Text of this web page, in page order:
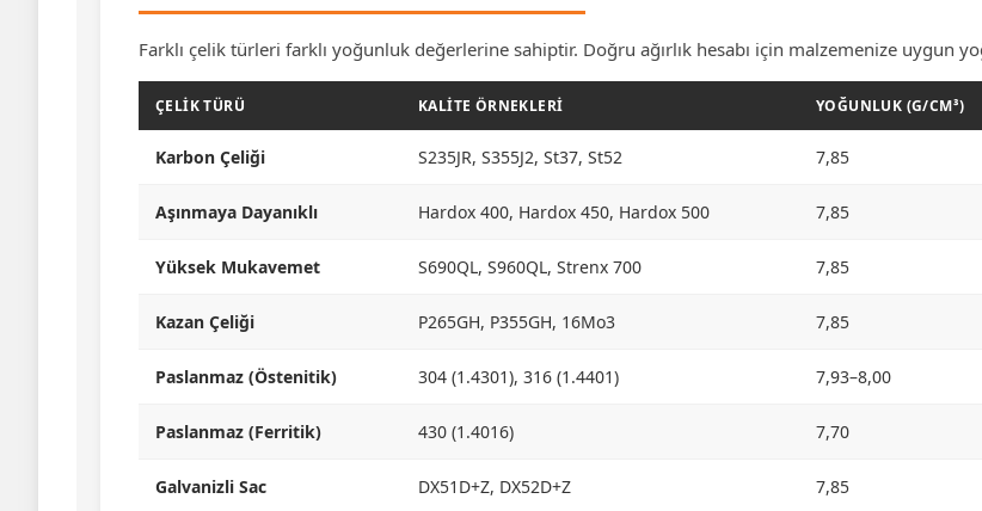
Farklı çelik türleri farklı yoğunluk değerlerine sahiptir. Doğru ağırlık hesabı için malzemenize uygun
ÇELIK TÜRÜ KALITE ÖRNEKLERI YOĞUNLUK (G/CM³)
Karbon Çeliği S235JR, S355J2, St37, St52 7,85
Aşınmaya Dayanıklı Hardox 400, Hardox 450, Hardox 500 7,85
Yüksek Mukavemet S690QL, S960QL, Strenx 700 7,85
Kazan Çeliği P265GH, P355GH, 16Mo3 7,85
Paslanmaz (Östenitik) 304 (1.4301), 316 (1.4401) 7,93–8,00
Paslanmaz (Ferritik) 430 (1.4016) 7,70
Galvanizli Sac DX51D+Z, DX52D+Z 7,85